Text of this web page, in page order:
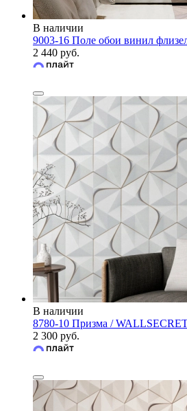
В наличии
9003-16 Поле обои винил
2 440 руб.
В наличии
8780-10 Призма /
2 300 руб.